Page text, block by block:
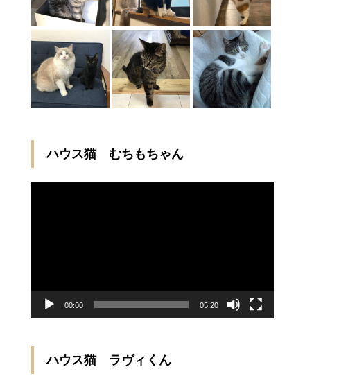
ハウス猫 むちもちゃん
00:00 05:20
ハウス猫 ラヴィくん